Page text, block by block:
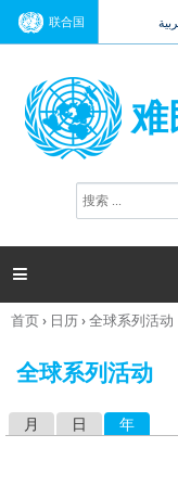
联合国
搜
索

你
这
首页› 日历›全球系列活动
全球系列活动
月 日 年